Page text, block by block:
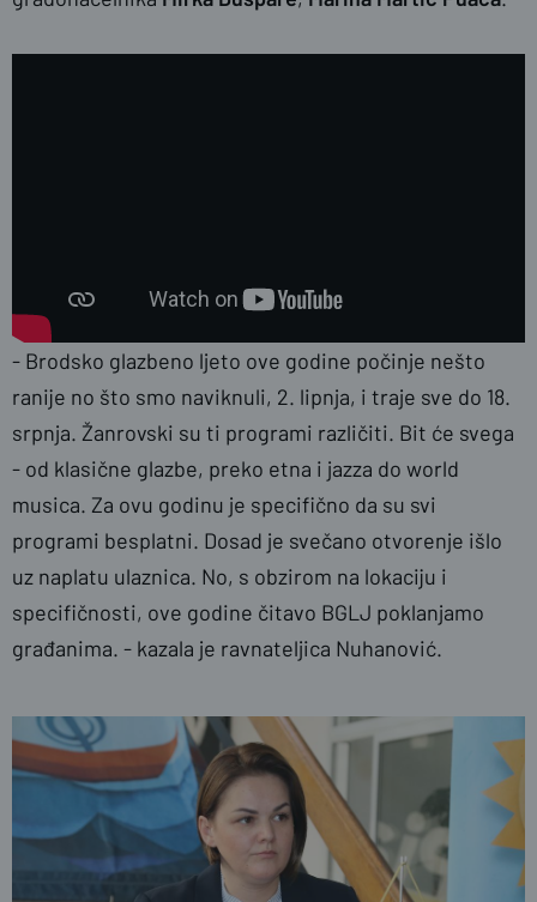
- Brodsko glazbeno ljeto ove godine počinje nešto
ranije no što smo naviknuli, 2. lipnja, i traje sve do 18.
srpnja. Žanrovski su ti programi različiti. Bit će svega
- od klasične glazbe, preko etna i jazza do world
musica. Za ovu godinu je specifično da su svi
programi besplatni. Dosad je svečano otvorenje išlo
uz naplatu ulaznica. No, s obzirom na lokaciju i
specifičnosti, ove godine čitavo BGLJ poklanjamo
građanima. - kazala je ravnateljica Nuhanović.